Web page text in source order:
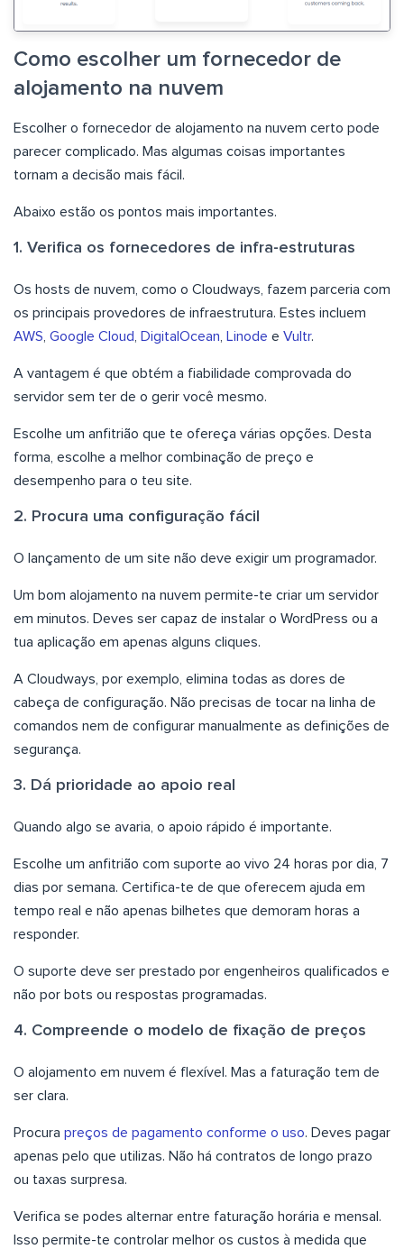
Como escolher um fornecedor de
alojamento na nuvem
Escolher o fornecedor de alojamento na nuvem certo pode
parecer complicado. Mas algumas coisas importantes
tornam a decisão mais fácil.
Abaixo estão os pontos mais importantes.
1. Verifica os fornecedores de infra-estruturas
Os hosts de nuvem, como o Cloudways, fazem parceria com
os principais provedores de infraestrutura. Estes incluem
AWS, Google Cloud, DigitalOcean, Linode e Vultr.
A vantagem é que obtém a fiabilidade comprovada do
servidor sem ter de o gerir você mesmo.
Escolhe um anfitrião que te ofereça várias opções. Desta
forma, escolhe a melhor combinação de preço e
desempenho para o teu site.
2. Procura uma configuração fácil
O lançamento de um site não deve exigir um programador.
Um bom alojamento na nuvem permite-te criar um servidor
em minutos. Deves ser capaz de instalar o WordPress ou a
tua aplicação em apenas alguns cliques.
A Cloudways, por exemplo, elimina todas as dores de
cabeça de configuração. Não precisas de tocar na linha de
comandos nem de configurar manualmente as definições de
segurança.
3. Dá prioridade ao apoio real
Quando algo se avaria, o apoio rápido é importante.
Escolhe um anfitrião com suporte ao vivo 24 horas por dia, 7
dias por semana. Certifica-te de que oferecem ajuda em
tempo real e não apenas bilhetes que demoram horas a
responder.
O suporte deve ser prestado por engenheiros qualificados e
não por bots ou respostas programadas.
4. Compreende o modelo de fixação de preços
O alojamento em nuvem é flexível. Mas a faturação tem de
ser clara.
Procura preços de pagamento conforme o uso. Deves pagar
apenas pelo que utilizas. Não há contratos de longo prazo
ou taxas surpresa.
Verifica se podes alternar entre faturação horária e mensal.
Isso permite-te controlar melhor os custos à medida que